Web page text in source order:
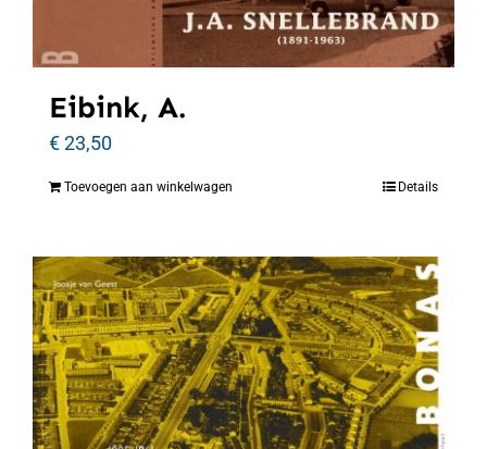
Eibink, A.
€23,50
Toevoegen aan winkelwagen Details